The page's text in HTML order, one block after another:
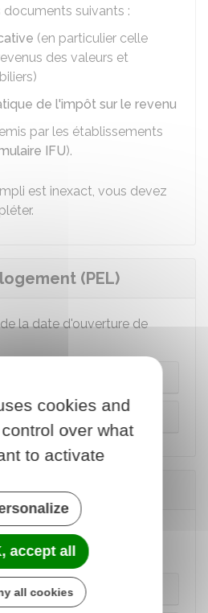
suivants :
(en particulier celle
des valeurs et
de l'impôt sur le revenu
par les établissements
IFU).
est inexact, vous devez
(PEL)
la date d'ouverture de
avant 2018
logement (CEL)
la date d'ouverture de
depuis 2018
cookies and
over what
to activate
accept all
all cookies